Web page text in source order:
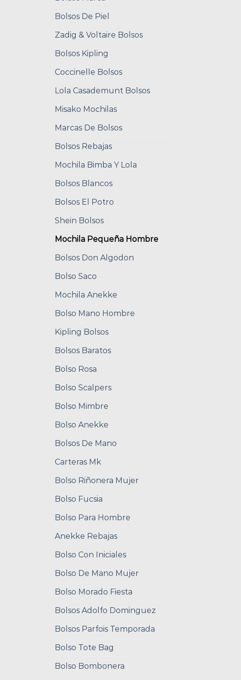
Bolsos De Piel
Zadig & Voltaire Bolsos
Bolsos Kipling
Coccinelle Bolsos
Lola Casademunt Bolsos
Misako Mochilas
Marcas De Bolsos
Bolsos Rebajas
Mochila Bimba Y Lola
Bolsos Blancos
Bolsos El Potro
Shein Bolsos
Mochila Pequeña Hombre
Bolsos Don Algodon
Bolso Saco
Mochila Anekke
Bolso Mano Hombre
Kipling Bolsos
Bolsos Baratos
Bolso Rosa
Bolso Scalpers
Bolso Mimbre
Bolso Anekke
Bolsos De Mano
Carteras Mk
Bolso Riñonera Mujer
Bolso Fucsia
Bolso Para Hombre
Anekke Rebajas
Bolso Con Iniciales
Bolso De Mano Mujer
Bolso Morado Fiesta
Bolsos Adolfo Dominguez
Bolsos Parfois Temporada
Bolso Tote Bag
Bolso Bombonera